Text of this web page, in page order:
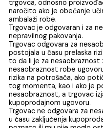
uobičajeno kod robe
osnovano da očekuje s
obećanja o posebnim
trgovca, odnosno
naročito ako je obećanje
ambalaži robe.
Trgovac je odgovaran i
nepravilnog pakovanja.
Trgovac odgovara za
postojala u času
to da li je za
nesaobraznost robe
rizika na potrošača, ako